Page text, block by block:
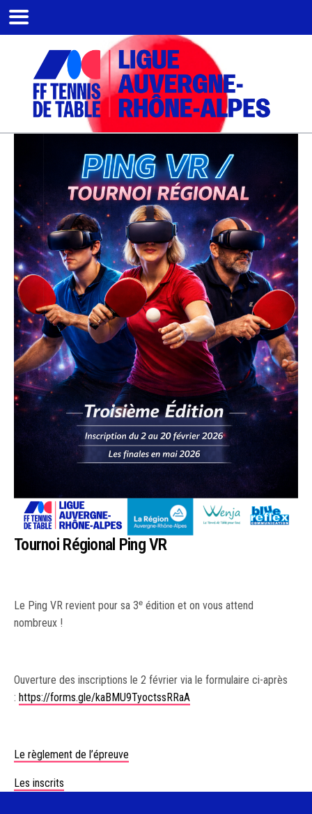
Tournoi Régional Ping VR
Le Ping VR revient pour sa 3ᵉ édition et on vous attend
nombreux !
Ouverture des inscriptions le 2 février via le formulaire ci-après
:https://forms.gle/kaBMU9TyoctssRRaA
Le règlement de l’épreuve
Les inscrits